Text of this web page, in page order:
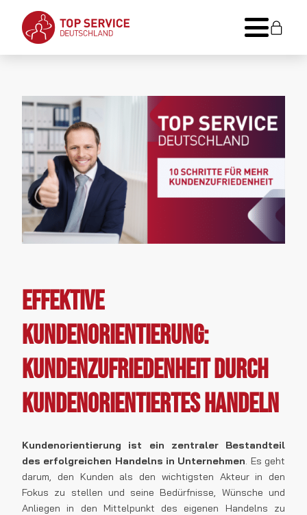
Effektive
Kundenorientierung:
Kundenzufriedenheit durch
kundenorientiertes Handeln
Kundenorientierung ist ein zentraler Bestandteil
des erfolgreichen Handelns in Unternehmen. Es geht
darum, den Kunden als den wichtigsten Akteur in den
Fokus zu stellen und seine Bedürfnisse, Wünsche und
Anliegen in den Mittelpunkt des eigenen Handelns zu